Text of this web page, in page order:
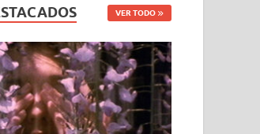
VER TODO